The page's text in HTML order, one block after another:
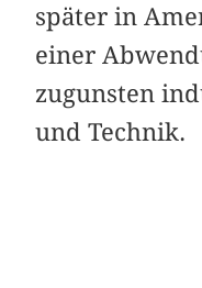
später in
einer
zugunsten
und Technik.